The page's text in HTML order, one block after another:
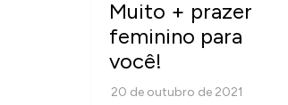
Muito + prazer
feminino para
você!